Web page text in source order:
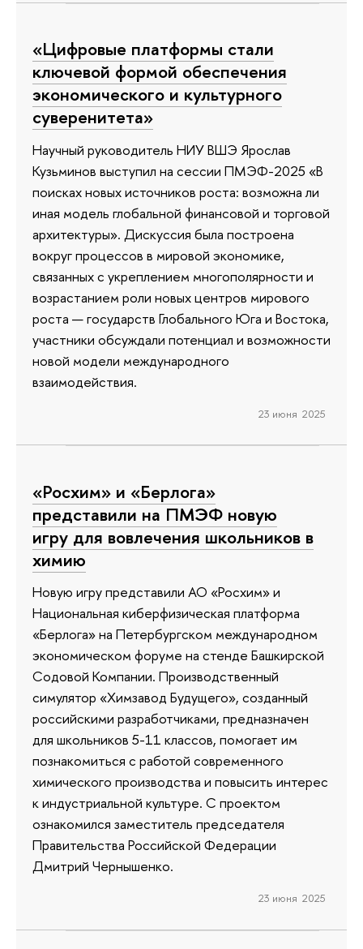
«Цифровые платформы стали
ключевой формой обеспечения
экономического и культурного
суверенитета»
Научный руководитель НИУ ВШЭ Ярослав
Кузьминов выступил на сессии ПМЭФ-2025 «В
поисках новых источников роста: возможна ли
иная модель глобальной финансовой и торговой
архитектуры». Дискуссия была построена
вокруг процессов в мировой экономике,
связанных с укреплением многополярности и
возрастанием роли новых центров мирового
роста — государств Глобального Юга и Востока,
участники обсуждали потенциал и возможности
новой модели международного
взаимодействия.
23 июня 2025
«Росхим» и «Берлога»
представили на ПМЭФ новую
игру для вовлечения школьников в
химию
Новую игру представили АО «Росхим» и
Национальная киберфизическая платформа
«Берлога» на Петербургском международном
экономическом форуме на стенде Башкирской
Содовой Компании. Производственный
симулятор «Химзавод Будущего», созданный
российскими разработчиками, предназначен
для школьников 5-11 классов, помогает им
познакомиться с работой современного
химического производства и повысить интерес
к индустриальной культуре. С проектом
ознакомился заместитель председателя
Правительства Российской Федерации
Дмитрий Чернышенко.
23 июня 2025